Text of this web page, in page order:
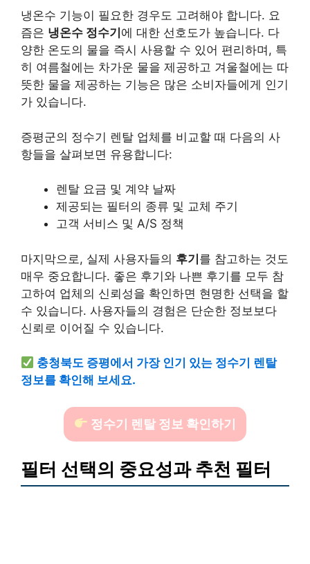
냉온수 기능이 필요한 경우도 고려해야 합니다. 요
즘은 냉온수 정수기 에 대한 선호도가 높습니다. 다
양한 온도의 물을 즉시 사용할 수 있어 편리하며, 특
히 여름철에는 차가운 물을 제공하고 겨울철에는 따
뜻한 물을 제공하는 기능은 많은 소비자들에게 인기
가 있습니다.
증평군의 정수기 렌탈 업체를 비교할 때 다음의 사
항들을 살펴보면 유용합니다:
렌탈 요금 및 계약 날짜
제공되는 필터의 종류 및 교체 주기
고객 서비스 및 A/S 정책
마지막으로, 실제 사용자들의 후기를 참고하는 것도
매우 중요합니다. 좋은 후기와 나쁜 후기를 모두 참
고하여 업체의 신뢰성을 확인하면 현명한 선택을 할
수 있습니다. 사용자들의 경험은 단순한 정보보다
신뢰로 이어질 수 있습니다.
충청북도 증평에서 가장 인기 있는 정수기 렌탈
정보를 확인해 보세요.
정수기 렌탈 정보 확인하기
필터 선택의 중요성과 추천 필터